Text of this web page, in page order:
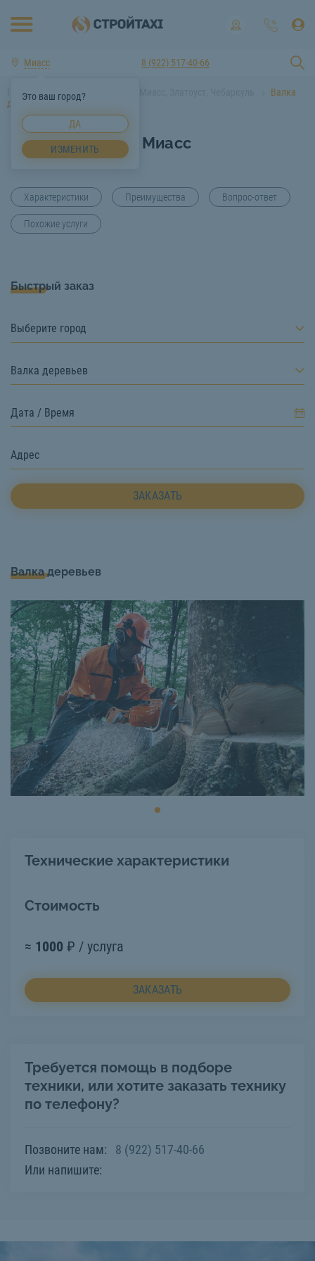
Миасс
Это ваш город?
ДА
ИЗМЕНИТЬ
8 (922) 517-40-66
Главная Услуги спецтехники Миасс, Златоуст, Чебаркуль
Валка
деревьев Миасс
Валка деревьев Миасс
Характеристики Преимущества Вопрос-ответ
Похожие услуги
Быстрый заказ
Выберите город
Валка деревьев
ЗАКАЗАТЬ
Валка деревьев
Технические характеристики
Стоимость
≈ 1000 ₽ / услуга
ЗАКАЗАТЬ
Требуется помощь в подборе
техники, или хотите заказать технику
по телефону?
Позвоните нам:
8 (922) 517-40-66
Или напишите: